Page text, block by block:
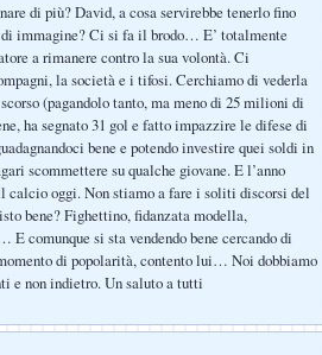
di più? David, a cosa servirebbe tenerlo fino
immagine? Ci si fa il brodo… E’ totalmente
a rimanere contro la sua volontà. Ci
la società e i tifosi. Cerchiamo di vederla
(pagandolo tanto, ma meno di 25 milioni di
ha segnato 31 gol e fatto impazzire le difese di
bene e potendo investire quei soldi in
scommettere su qualche giovane. E l’anno
calcio oggi. Non stiamo a fare i soliti discorsi del
bene? Fighettino, fidanzata modella,
comunque si sta vendendo bene cercando di
di popolarità, contento lui… Noi dobbiamo
e non indietro. Un saluto a tutti